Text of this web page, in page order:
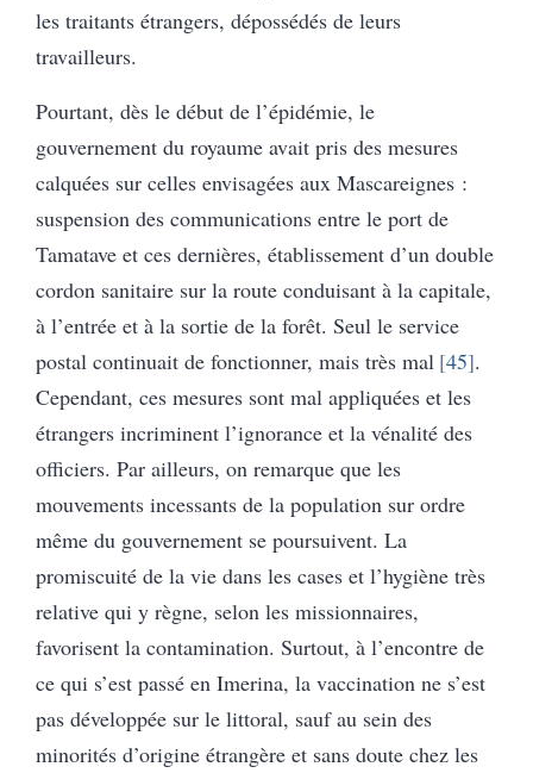
les traitants étrangers, dépossédés de leurs
travailleurs.
Pourtant, dès le début de l’épidémie, le
gouvernement du royaume avait pris des mesures
calquées sur celles envisagées aux Mascareignes :
suspension des communications entre le port de
Tamatave et ces dernières, établissement d’un double
cordon sanitaire sur la route conduisant à la capitale,
à l’entrée et à la sortie de la forêt. Seul le service
postal continuait de fonctionner, mais très mal 45 .
Cependant, ces mesures sont mal appliquées et les
étrangers incriminent l’ignorance et la vénalité des
officiers. Par ailleurs, on remarque que les
mouvements incessants de la population sur ordre
même du gouvernement se poursuivent. La
promiscuité de la vie dans les cases et l’hygiène très
relative qui y règne, selon les missionnaires,
favorisent la contamination. Surtout, à l’encontre de
ce qui s’est passé en Imerina, la vaccination ne s’est
pas développée sur le littoral, sauf au sein des
minorités d’origine étrangère et sans doute chez les